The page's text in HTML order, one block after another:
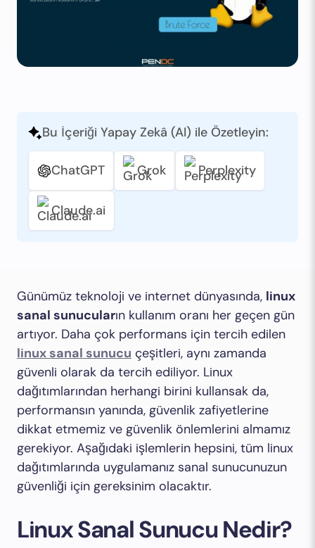
Bu İçeriği Yapay Zekâ (AI) ile Özetleyin:
ChatGPT Grok Perplexity
Claude.ai
Günümüz teknoloji ve internet dünyasında, linux
sanal sunucuların kullanım oranı her geçen gün
artıyor. Daha çok performans için tercih edilen
linux sanal sunucu çeşitleri, aynı zamanda
güvenli olarak da tercih ediliyor. Linux
dağıtımlarından herhangi birini kullansak da,
performansın yanında, güvenlik zafiyetlerine
dikkat etmemiz ve güvenlik önlemlerini almamız
gerekiyor. Aşağıdaki işlemlerin hepsini, tüm linux
dağıtımlarında uygulamanız sanal sunucunuzun
güvenliği için gereksinim olacaktır.
Linux Sanal Sunucu Nedir?